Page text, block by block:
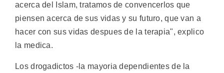
acerca del Islam, tratamos de convencerlos que
piensen acerca de sus vidas y su futuro, que van a
hacer con sus vidas despues de la terapia", explico
la medica.
Los drogadictos -la mayoria dependientes de la